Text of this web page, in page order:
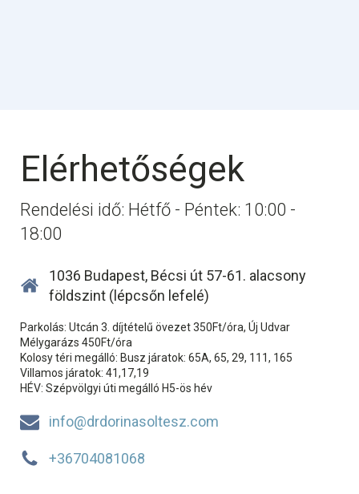
Elérhetőségek
Rendelési idő: Hétfő - Péntek: 10:00 -
18:00
1036 Budapest, Bécsi út 57-61. alacsony
földszint (lépcsőn lefelé)
Parkolás: Utcán 3. díjtételű övezet 350Ft/óra, Új Udvar
Mélygarázs 450Ft/óra
Kolosy téri megálló: Busz járatok: 65A, 65, 29, 111, 165
Villamos járatok: 41,17,19
HÉV: Szépvölgyi úti megálló H5-ös hév
info@drdorinasoltesz.com
+36704081068